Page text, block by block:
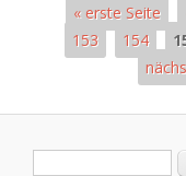
Seiten« erste Seite
153
154